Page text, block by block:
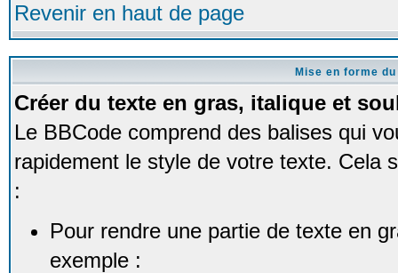
Revenir en haut de page
Mise en forme
Créer du texte en gras, italique et
Le BBCode comprend des balises qui
rapidement le style de votre texte. Cela
:
Pour rendre une partie de texte en
exemple :